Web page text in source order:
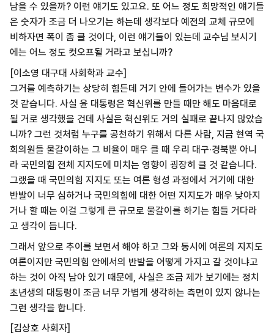
남을 수 있을까? 이런 얘기도 있고요. 또 어느 정도 희망적인 얘기들
은 숫자가 조금 더 나오기는 하는데 생각보다 예전의 교체 규모에
비하자면 폭이 좀 클 것이다, 이런 얘기들이 있는데 교수님 보시기
에는 어느 정도 컷오프될 거라고 보십니까?
[이소영 대구대 사회학과 교수]
그거를 예측하기는 상당히 힘든데 거기 안에 들어가는 변수가 있을
것 같습니다. 사실 윤 대통령은 혁신위를 만들 때만 해도 마음대로
될 거로 생각했을 건데 사실은 혁신위도 거의 실패로 끝나지 않았습
니까? 그런 것처럼 누구를 공천하기 위해서 다른 사람, 지금 현역 국
회의원들 물갈이하는 그 비율이 매우 클 때 우리 대구·경북뿐 아니
라 국민의힘 전체 지지도에 미치는 영향이 굉장히 클 것 같습니다.
그랬을 때 국민의힘 지지도 또는 여론 형성 과정에서 거기에 대한
반발이 너무 심하거나 국민의힘에 대한 어떤 지지도가 매우 낮아지
거나 할 때는 이걸 그렇게 큰 규모로 물갈이를 하기는 힘들 거다라
고 생각이 듭니다.
그래서 앞으로 추이를 보면서 해야 하고 그와 동시에 여론의 지지도
여론이지만 국민의힘 안에서의 반발을 어떻게 가지고 갈 것이냐고
하는 것이 아직 남아 있기 때문에, 사실은 조금 제가 보기에는 정치
초년생의 대통령이 조금 너무 가볍게 생각하는 측면이 있지 않나는
그런 생각을 합니다.
[김상호 사회자]